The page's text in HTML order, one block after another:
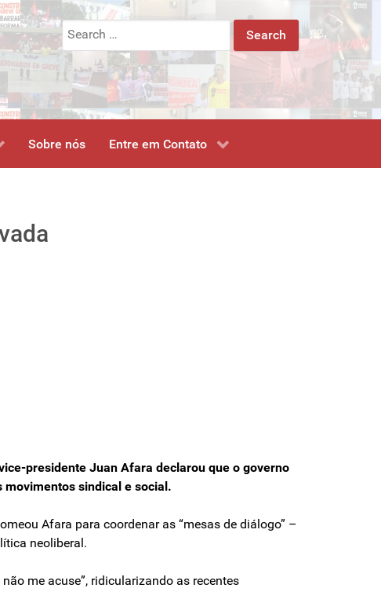
Search
for:
Sobre nós Entre em Contato
presidente Juan Afara declarou que o governo
movimentos sindical e social.
Afara para coordenar as “mesas de diálogo” –
neoliberal.
me acuse”, ridicularizando as recentes